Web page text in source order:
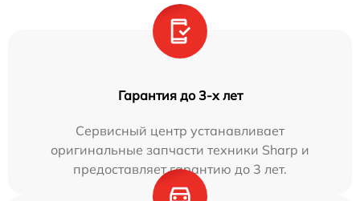
Гарантия до 3-х лет
Сервисный центр устанавливает
оригинальные запчасти техники Sharp и
предоставляет гарантию до 3 лет.